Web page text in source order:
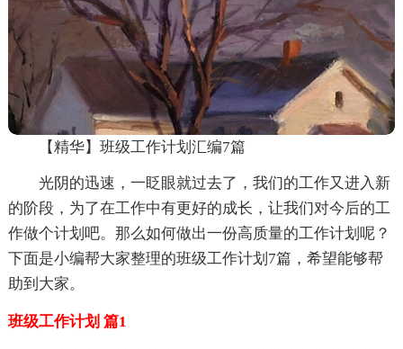
【精华】班级工作计划汇编7篇
光阴的迅速，一眨眼就过去了，我们的工作又进入新
的阶段，为了在工作中有更好的成长，让我们对今后的工
作做个计划吧。那么如何做出一份高质量的工作计划呢？
下面是小编帮大家整理的班级工作计划7篇，希望能够帮
助到大家。
班级工作计划 篇1